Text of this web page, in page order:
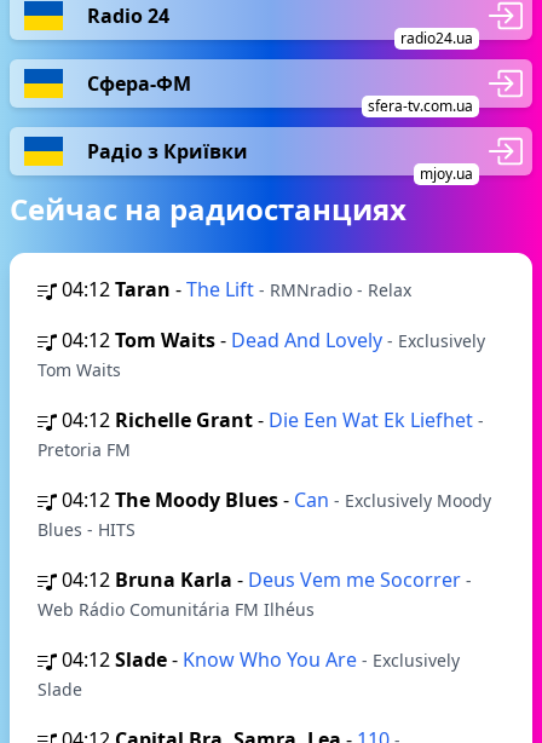
Radio 24
radio24.ua
Сфера-ФМ
sfera-tv.com.ua
Радіо з Криївки
mjoy.ua
Сейчас на радиостанциях
04:12Taran -The Lift - RMNradio - Relax
04:12Tom Waits- Dead And Lovely - Exclusively
Tom Waits
04:12 Richelle Grant- Die Een Wat Ek Liefhet -
Pretoria FM
04:12The Moody Blues- Can - Exclusively Moody
Blues - HITS
04:12 Bruna Karla - Deus Vem me Socorrer -
Web Rádio Comunitária FM Ilhéus
04:12Slade- Know Who You Are - Exclusively
Slade